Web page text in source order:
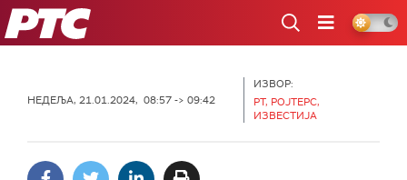
РТС
НЕДЕЉА, 21.01.2024, 08:57 -> 09:42
ИЗВОР:
РТ, РОЈТЕРС,
ИЗВЕСТИЈА